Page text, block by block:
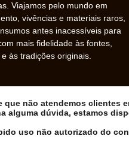
Viajamos pelo mundo em
vivências e materiais raros,
antes inacessíveis para
mais fidelidade às fontes,
às tradições originais.
que não atendemos
alguma dúvida, estamos
uso não autorizado do